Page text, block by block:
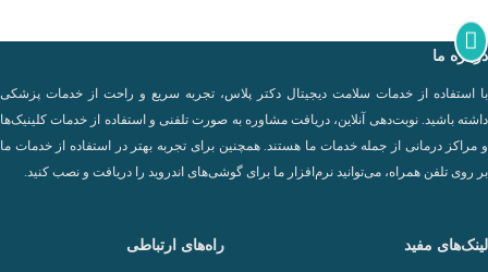
درباره ما
با استفاده از خدمات سلامت دیجیتال دکتر پلاس، تجربه سریع و راحت از خدمات پزشکی
داشته باشید. نوبت‌دهی آنلاین، دریافت مشاوره به صورت تلفنی و استفاده از خدمات کلینیک‌ها
و مراکز درمانی از جمله خدمات ما هستند. همچنین برای تجربه بهتر در استفاده از خدمات ما
بر روی تلفن همراه، می‌توانید نرم‌افزار ما برای گوشی‌های اندروید را دریافت و نصب کنید.
لینک‌های مفید راه‌های ارتباطی